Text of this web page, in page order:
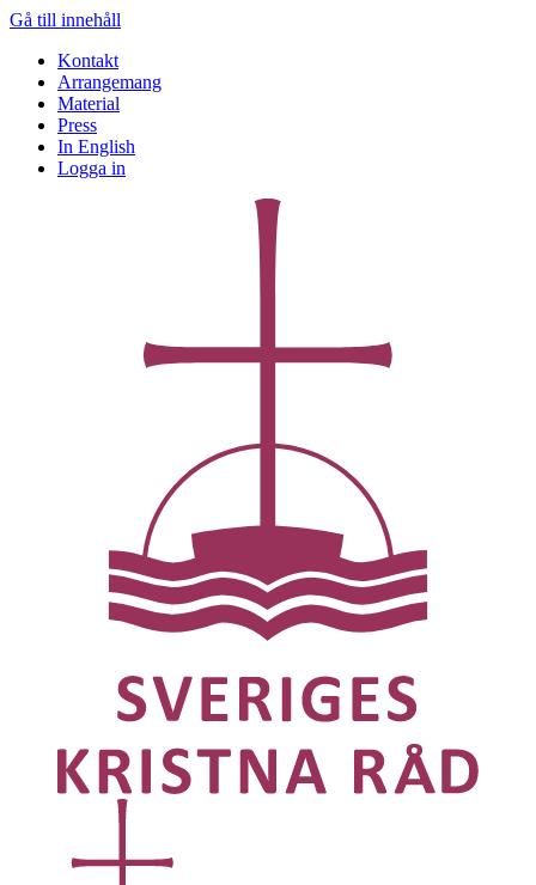
Gå till innehåll
Kontakt
Arrangemang
Material
Press
In English
Logga in